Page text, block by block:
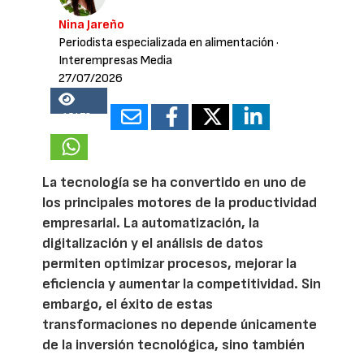
Nina Jareño
Periodista especializada en alimentación ·
Interempresas Media
27/07/2026
15478
La tecnología se ha convertido en uno de
los principales motores de la productividad
empresarial. La automatización, la
digitalización y el análisis de datos
permiten optimizar procesos, mejorar la
eficiencia y aumentar la competitividad. Sin
embargo, el éxito de estas
transformaciones no depende únicamente
de la inversión tecnológica, sino también